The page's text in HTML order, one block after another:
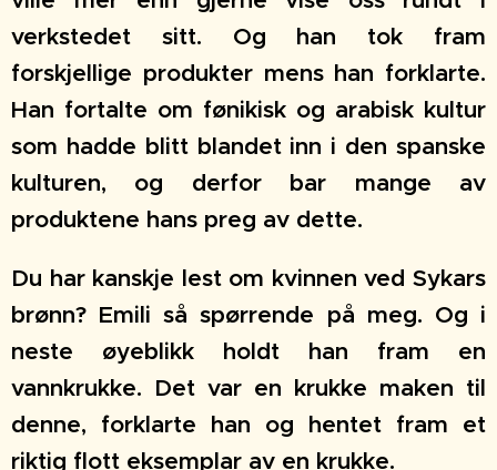
verkstedet sitt. Og han tok fram
forskjellige produkter mens han forklarte.
Han fortalte om fønikisk og arabisk kultur
som hadde blitt blandet inn i den spanske
kulturen, og derfor bar mange av
produktene hans preg av dette.
Du har kanskje lest om kvinnen ved Sykars
brønn? Emili så spørrende på meg. Og i
neste øyeblikk holdt han fram en
vannkrukke. Det var en krukke maken til
denne, forklarte han og hentet fram et
riktig flott eksemplar av en krukke.